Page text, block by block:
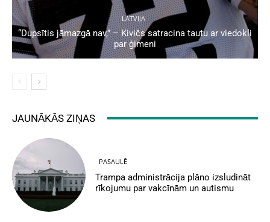
LATVIJA
“Dupsītis jāmazgā nav,” – Kivičs satracina tautu ar viedokli
par ģimeni
JAUNĀKĀS ZIŅAS
PASAULĒ
Trampa administrācija plāno izsludināt
rīkojumu par vakcīnām un autismu